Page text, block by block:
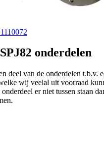
onderdelen
deel van de onderdelen t.b.v.
wij veelal uit voorraad
er niet tussen staan